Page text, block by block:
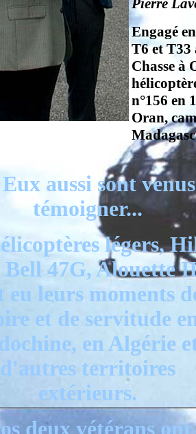
Pierre
Engagé
T6 et T33
Chasse à
n°156 en
Oran,
aussi sont venus
témoigner...
légers,
Bell 47G, Alouette
eu leurs moments
et de servitude
en Algérie
d'autres territoires
extérieurs.
deux vétérans ont